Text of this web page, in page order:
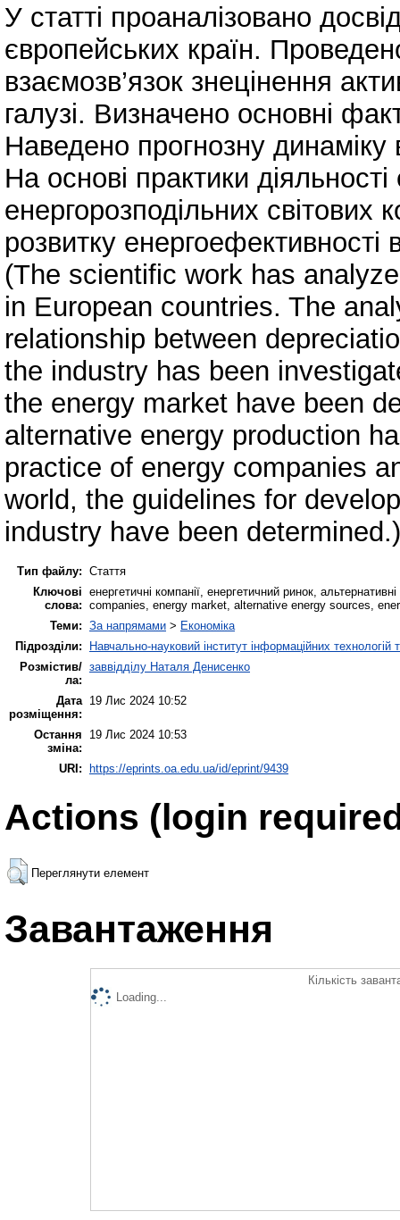
У статті проаналізовано
європейських країн.
взаємозв’язок знецінення
галузі. Визначено основні
Наведено прогнозну динаміку
На основі практики
енергорозподільних світових
розвитку енергоефективності
(The scientific work has
in European countries. The
relationship between
the industry has been
the energy market have been
alternative energy production
practice of energy companies
world, the guidelines for
industry have been determined.)
Тип файлу: Стаття
Ключові
слова:
енергетичні компанії, енергетичний ринок,
companies, energy market, alternative energy sources,
Теми: За напрямами > Економіка
Підрозділи:
Навчально-науковий інститут інформаційних технологій
Розмістив/
ла:
заввідділу Наталя Денисенко
Дата
розміщення:
19 Лис 2024 10:52
Остання
зміна:
19 Лис 2024 10:53
URI: https://eprints.oa.edu.ua/id/eprint/9439
Actions (login
Переглянути елемент
Завантаження
Кількість
Loading...